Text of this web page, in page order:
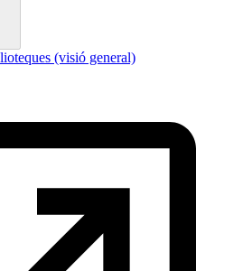
(visió general)